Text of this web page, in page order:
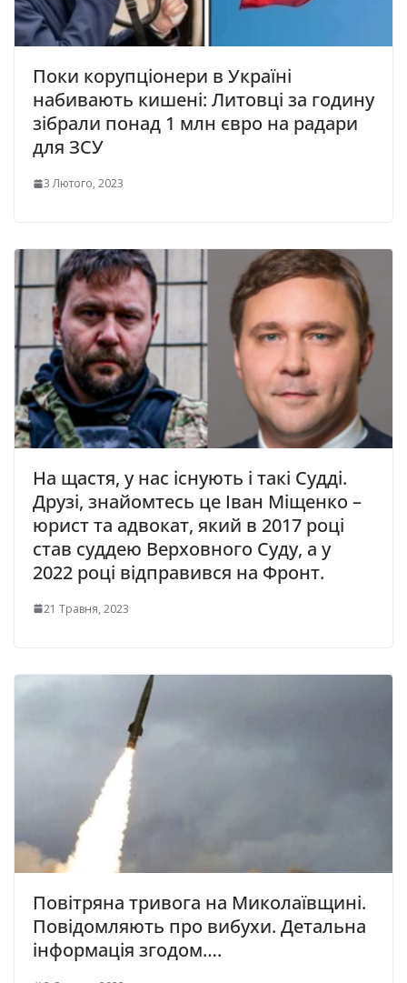
Поки корупціонери в Україні
набивають кишені: Литовці за годину
зібрали понад 1 млн євро на радари
для ЗСУ
3 Лютого, 2023
На щастя, у нас існують і такі Судді.
Друзі, знайомтесь це Іван Міщенко –
юрист та адвокат, який в 2017 році
став суддею Верховного Суду, а у
2022 році відправився на Фронт.
21 Травня, 2023
Повітряна тривога на Миколаївщині.
Повідомляють про вибухи. Детальна
інформація згодом….